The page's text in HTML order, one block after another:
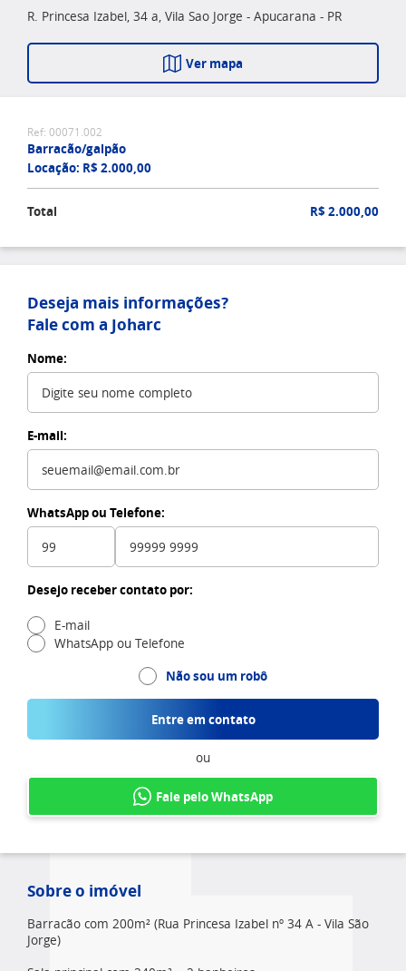
R. Princesa Izabel, 34 a, Vila Sao Jorge - Apucarana - PR
Ver mapa
Ref: 00071.002
Barracão/galpão
Locação: R$ 2.000,00
Total R$ 2.000,00
Deseja mais informações?
Fale com a Joharc
Nome:
E-mail:
WhatsApp ou Telefone:
Desejo receber contato por:
E-mail
WhatsApp ou Telefone
Não sou um robô
Entre em contato
ou
Fale pelo WhatsApp
Sobre o imóvel
Barracão com 200m² (Rua Princesa Izabel nº 34 A - Vila São
Jorge)